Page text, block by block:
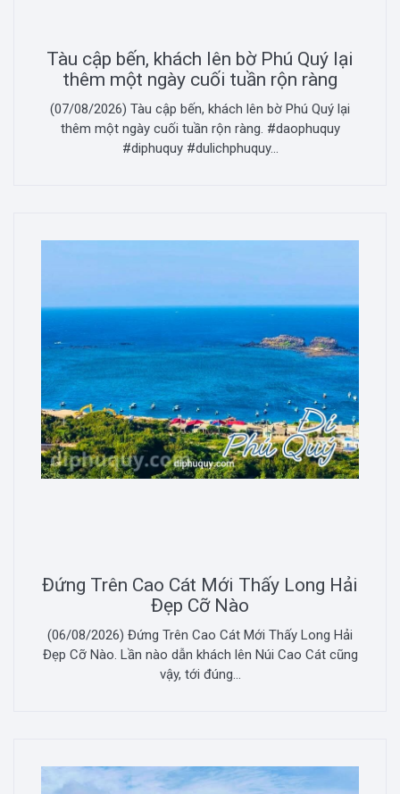
Tàu cập bến, khách lên bờ Phú Quý lại
thêm một ngày cuối tuần rộn ràng
(07/08/2026) Tàu cập bến, khách lên bờ Phú Quý lại
thêm một ngày cuối tuần rộn ràng. #daophuquy
#diphuquy #dulichphuquy...
Đứng Trên Cao Cát Mới Thấy Long Hải
Đẹp Cỡ Nào
(06/08/2026) Đứng Trên Cao Cát Mới Thấy Long Hải
Đẹp Cỡ Nào. Lần nào dẫn khách lên Núi Cao Cát cũng
vậy, tới đúng...